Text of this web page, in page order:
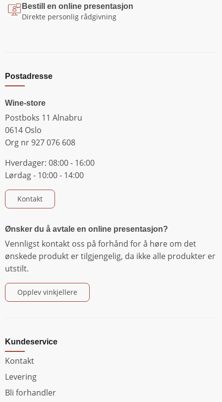
Bestill en online presentasjon
Direkte personlig rådgivning
Postadresse
Wine-store
Postboks 11 Alnabru
0614 Oslo
Org nr 927 076 608
Hverdager: 08:00 - 16:00
Lørdag - 10:00 - 14:00
Kontakt
Ønsker du å avtale en online presentasjon?
Vennligst kontakt oss på forhånd for å høre om det
ønskede produkt er tilgjengelig, da ikke alle produkter er
utstilt.
Opplev vinkjellere
Kundeservice
Kontakt
Levering
Bli forhandler